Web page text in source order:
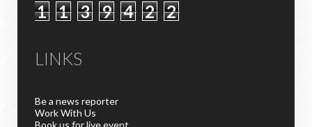
1 1 3 9 4 2 2
LINKS
Be a news reporter
Work With Us